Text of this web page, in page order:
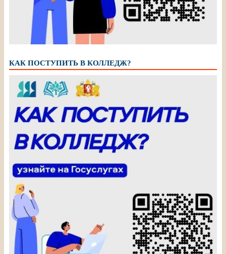
КАК ПОСТУПИТЬ В КОЛЛЕДЖ?